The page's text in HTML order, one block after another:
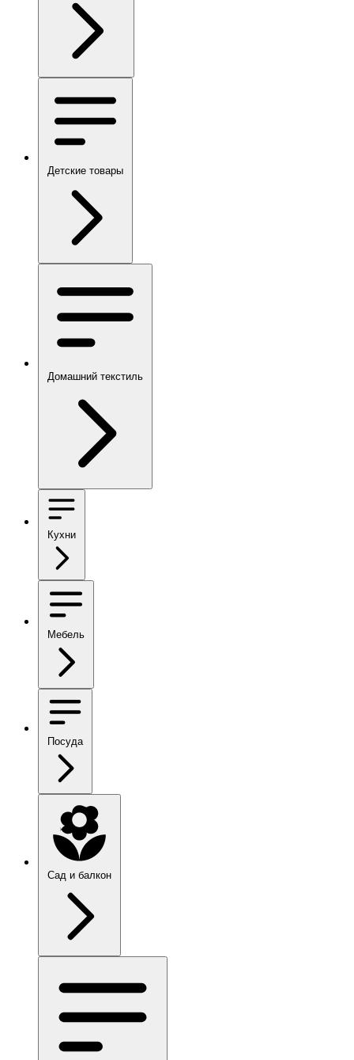
Детские товары
Домашний текстиль
Кухни
Мебель
Посуда
Сад и балкон